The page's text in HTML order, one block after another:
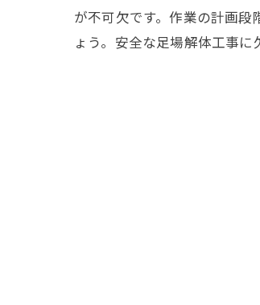
が不可欠です。作業の計画
ょう。安全な足場解体工事に